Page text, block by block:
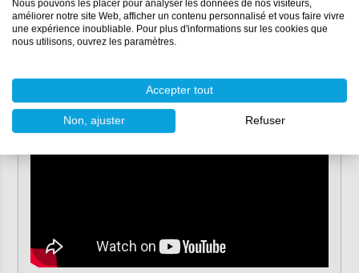
Sols en béton.
Après l'injection, le substrat peut être traité avec de
laques DD.
Nous pouvons les placer pour analyser les données de nos visiteurs,
améliorer notre site Web, afficher un contenu personnalisé et vous faire vivre
une expérience inoubliable. Pour plus d'informations sur les cookies que
nous utilisons, ouvrez les paramètres.
Accepter tout
Non, ajuster Refuser